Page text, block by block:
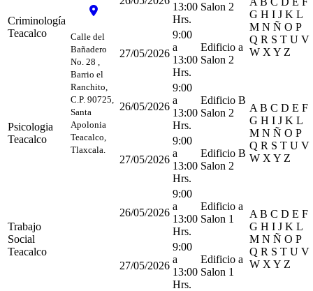
Calle del
Bañadero
No. 28 ,
Barrio el
Ranchito,
C.P. 90725,
Santa
Apolonia
Teacalco,
Tlaxcala.
Criminología
Teacalco
13:00
Hrs.
Salon 2
G H I J K L
M N Ñ O P
Q R S T U V
W X Y Z
27/05/2026
9:00
a
13:00
Hrs.
Edificio a
Salon 2
Psicologia
Teacalco
26/05/2026
9:00
a
13:00
Hrs.
Edificio B
Salon 2
A B C D E F
G H I J K L
M N Ñ O P
Q R S T U V
W X Y Z
27/05/2026
9:00
a
13:00
Hrs.
Edificio B
Salon 2
Trabajo
Social
Teacalco
26/05/2026
9:00
a
13:00
Hrs.
Edificio a
Salon 1
A B C D E F
G H I J K L
M N Ñ O P
Q R S T U V
W X Y Z
27/05/2026
9:00
a
13:00
Hrs.
Edificio a
Salon 1